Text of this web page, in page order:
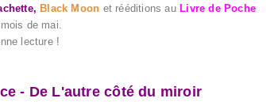
Black Moon et rééditions au Livre de Poche
de mai.
lecture !
- De L'autre côté du miroir